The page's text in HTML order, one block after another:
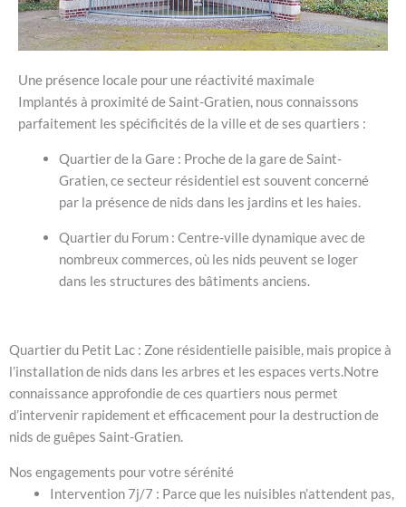
Une présence locale pour une réactivité maximale
Implantés à proximité de Saint-Gratien, nous connaissons
parfaitement les spécificités de la ville et de ses quartiers :
Quartier de la Gare : Proche de la gare de Saint-
Gratien, ce secteur résidentiel est souvent concerné
par la présence de nids dans les jardins et les haies.
Quartier du Forum : Centre-ville dynamique avec de
nombreux commerces, où les nids peuvent se loger
dans les structures des bâtiments anciens.
Quartier du Petit Lac : Zone résidentielle paisible, mais propice à
l’installation de nids dans les arbres et les espaces verts.Notre
connaissance approfondie de ces quartiers nous permet
d’intervenir rapidement et efficacement pour la destruction de
nids de guêpes Saint-Gratien.
Nos engagements pour votre sérénité
Intervention 7j/7 : Parce que les nuisibles n’attendent pas,